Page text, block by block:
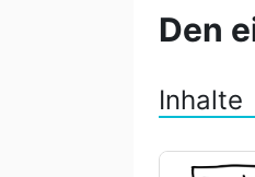
Den
Inhalte